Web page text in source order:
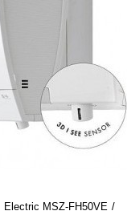
Electric MSZ-FH50VE /